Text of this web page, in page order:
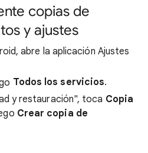
copias de
y ajustes
abre la aplicación Ajustes
Todos los servicios.
y restauración", toca Copia
Crear copia de